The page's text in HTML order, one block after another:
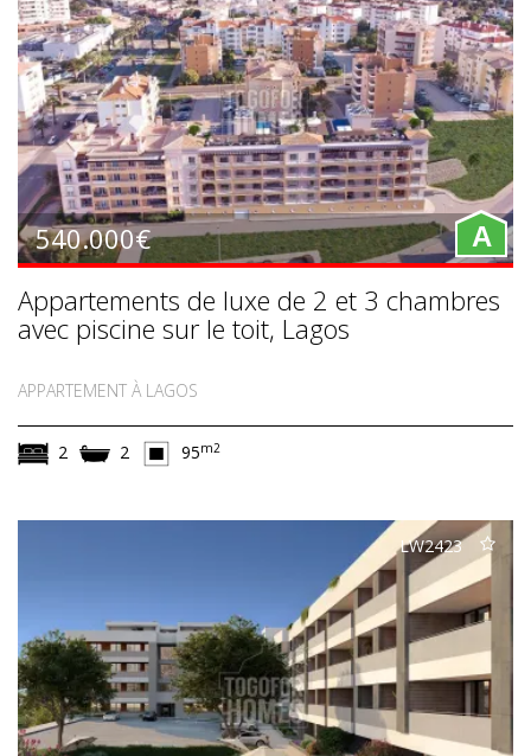
540.000€ A
Appartements de luxe de 2 et 3 chambres
avec piscine sur le toit, Lagos
APPARTEMENT À LAGOS
2 2 95m2
LW2423